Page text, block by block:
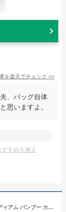
を楽天でチェック >>
、バッグ自体
思いますよ。
すめを教え
【10%OFF】 グッチ トートバッグ ダイアナ ミディアム バンブー カーフ ブラック 2WAYバッグ グッチ ショルダーバッグ GUCCI グッチ ハンドバッグ クロスボディバッグ 竹 GGロゴ ハンドバック バック HANDBAG BAG